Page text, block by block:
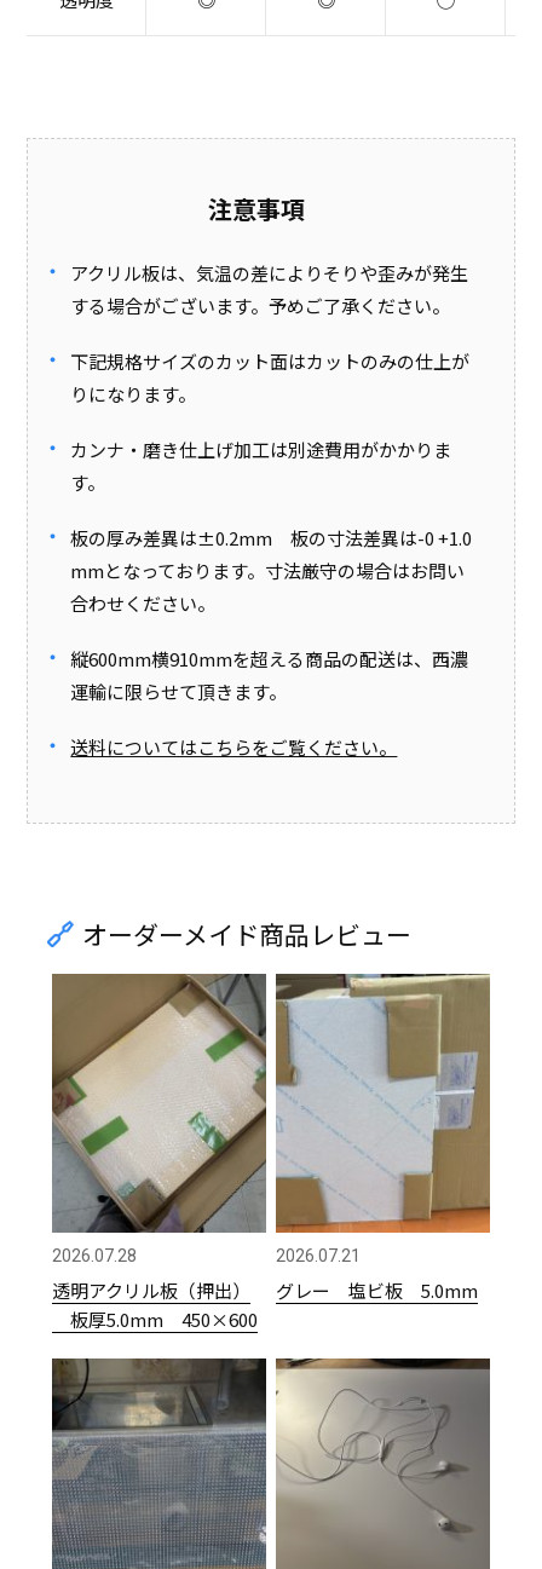
注意事項
アクリル板は、気温の差によりそりや歪みが発生
する場合がございます。予めご了承ください。
下記規格サイズのカット面はカットのみの仕上が
りになります。
カンナ・磨き仕上げ加工は別途費用がかかりま
す。
板の厚み差異は±0.2mm 板の寸法差異は-0 +1.0
mmとなっております。寸法厳守の場合はお問い
合わせください。
縦600mm横910mmを超える商品の配送は、西濃
運輸に限らせて頂きます。
送料についてはこちらをご覧ください。
オーダーメイド商品レビュー
2026.07.28
透明アクリル板（押出）
板厚5.0mm 450×600
2026.07.21
グレー 塩ビ板 5.0mm